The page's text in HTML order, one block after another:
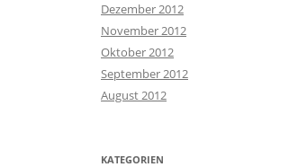
Dezember 2012
November 2012
Oktober 2012
September 2012
August 2012
KATEGORIEN